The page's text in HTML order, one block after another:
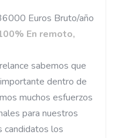
Euros Bruto/año
En remoto,
sabemos que
dentro de
muchos esfuerzos
para nuestros
candidatos los